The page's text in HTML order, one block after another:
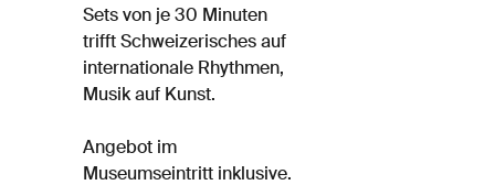
Sets von je 30 Minuten
trifft Schweizerisches auf
internationale Rhythmen,
Musik auf Kunst.
Angebot im
Museumseintritt inklusive.